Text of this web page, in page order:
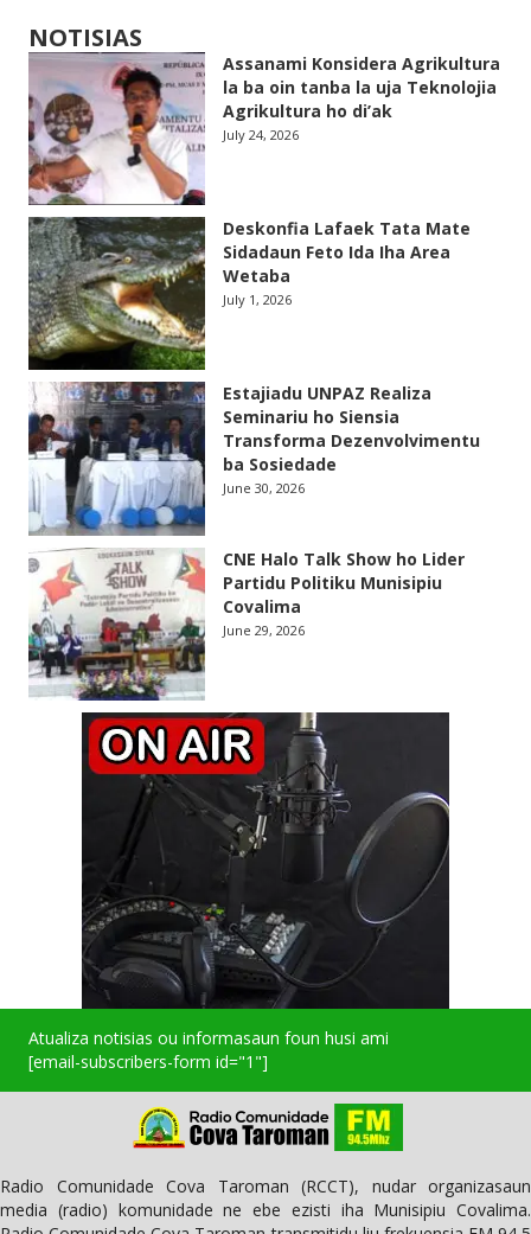
NOTISIAS
Assanami Konsidera Agrikultura
la ba oin tanba la uja Teknolojia
Agrikultura ho di’ak
July 24, 2026
Deskonfia Lafaek Tata Mate
Sidadaun Feto Ida Iha Area
Wetaba
July 1, 2026
Estajiadu UNPAZ Realiza
Seminariu ho Siensia
Transforma Dezenvolvimentu
ba Sosiedade
June 30, 2026
CNE Halo Talk Show ho Lider
Partidu Politiku Munisipiu
Covalima
June 29, 2026
Atualiza notisias ou informasaun foun husi ami
[email-subscribers-form id="1"]
Radio Comunidade Cova Taroman (RCCT), nudar organizasaun
media (radio) komunidade ne ebe ezisti iha Munisipiu Covalima.